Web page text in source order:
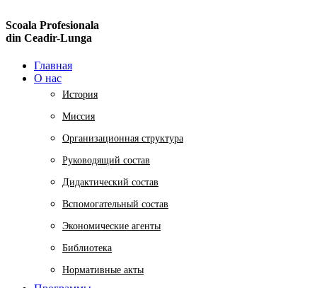
Scoala Profesionala
din Ceadir-Lunga
Главная
О нас
История
Миссия
Организационная структура
Руководящий состав
Дидактический состав
Вспомогательный состав
Экономические агенты
Библиотека
Нормативные акты